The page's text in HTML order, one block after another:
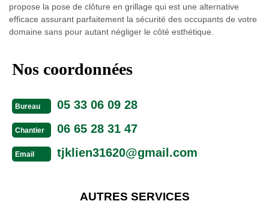
propose la pose de clôture en grillage qui est une alternative
efficace assurant parfaitement la sécurité des occupants de votre
domaine sans pour autant négliger le côté esthétique.
Nos coordonnées
Bureau 05 33 06 09 28
Chantier 06 65 28 31 47
Email tjklien31620@gmail.com
AUTRES SERVICES